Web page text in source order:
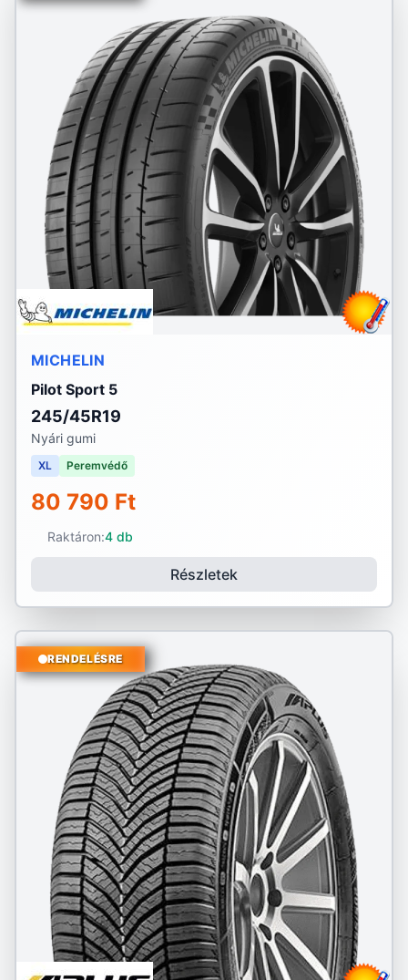
MICHELIN
Pilot Sport 5
245/45R19
Nyári gumi
XL Peremvédő
80 790 Ft
Raktáron:4 db
Részletek
RENDELÉSRE